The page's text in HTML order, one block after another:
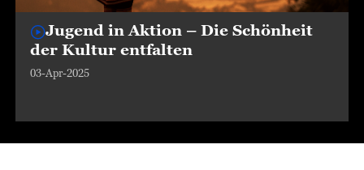
Jugend in Aktion – Die Schönheit
der Kultur entfalten
03-Apr-2025